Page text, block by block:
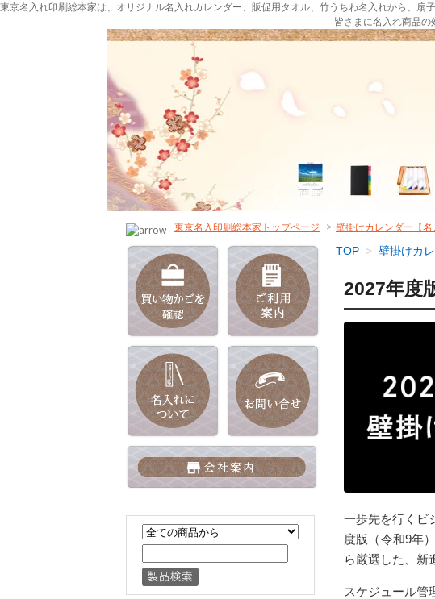
東京名入れ印刷総本家は、オリジナル名入れカレンダー、販促用タオル、竹うちわ名入れから、
皆さまに名入れ商品の
東京名入印刷総本家トップページ > 壁掛けカレンダー【
TOP > 壁掛けカ
2027年度
一歩先を行くビ
度版（令和9年
ら厳選した、新
スケジュール管